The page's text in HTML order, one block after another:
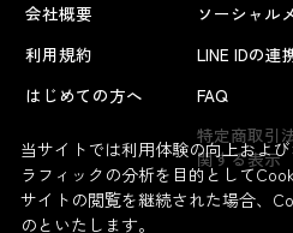
会社概要
利用規約
はじめての方へ
ソーシャル
LINE IDの連
FAQ
特定商取引
関する表示
当サイトでは利用体験の向上およ
ラフィックの分析を目的として
サイトの閲覧を継続された場合、
のといたします。